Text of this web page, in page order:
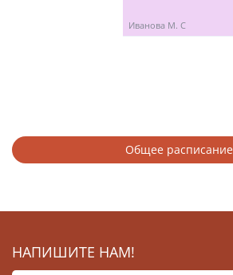
Иванова М. С
Общее расписание
НАПИШИТЕ НАМ!